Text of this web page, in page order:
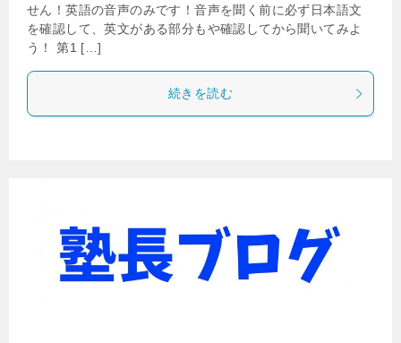
せん！英語の音声のみです！音声を聞く前に必ず日本語文
を確認して、英文がある部分もや確認してから聞いてみよ
う！ 第1 […]
続きを読む